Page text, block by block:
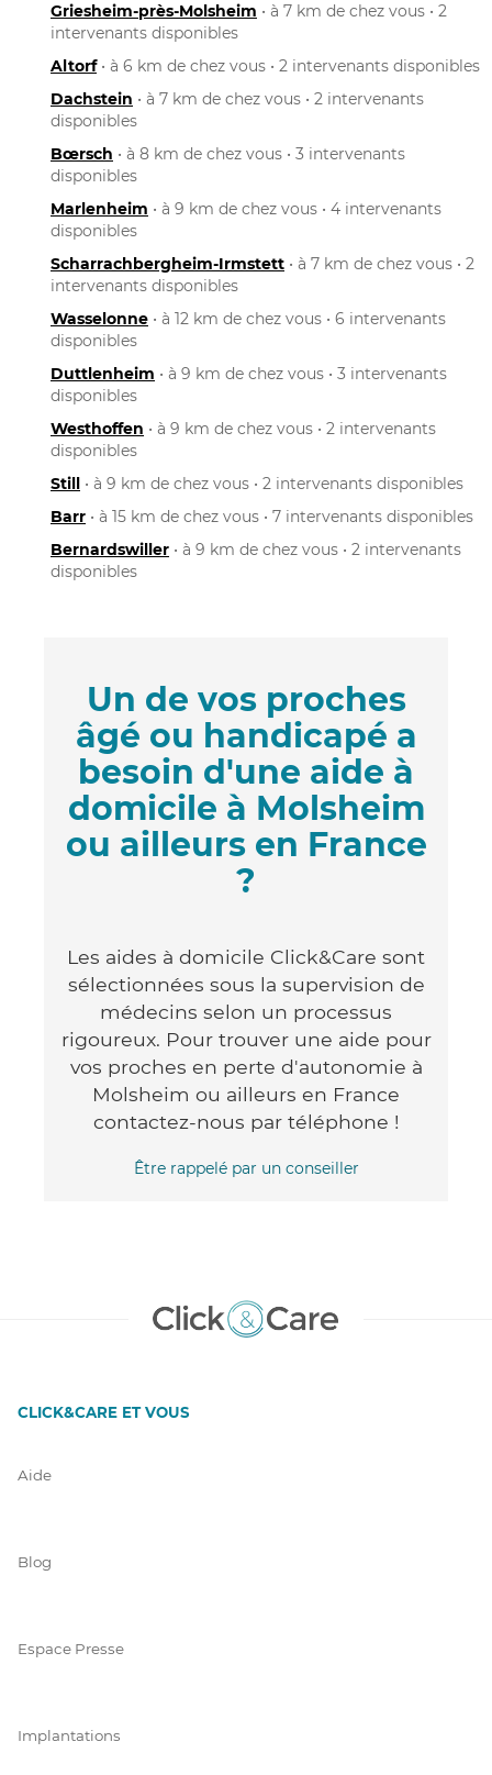
Griesheim-près-Molsheim • à 7 km de chez vous • 2
intervenants disponibles
Altorf• à 6 km de chez vous • 2 intervenants disponibles
Dachstein • à 7 km de chez vous • 2 intervenants
disponibles
Bœrsch • à 8 km de chez vous • 3 intervenants
disponibles
Marlenheim • à 9 km de chez vous • 4 intervenants
disponibles
Scharrachbergheim-Irmstett • à 7 km de chez vous • 2
intervenants disponibles
Wasselonne • à 12 km de chez vous • 6 intervenants
disponibles
Duttlenheim • à 9 km de chez vous • 3 intervenants
disponibles
Westhoffen • à 9 km de chez vous • 2 intervenants
disponibles
Still • à 9 km de chez vous • 2 intervenants disponibles
Barr • à 15 km de chez vous • 7 intervenants disponibles
Bernardswiller • à 9 km de chez vous • 2 intervenants
disponibles
Un de vos proches
âgé ou handicapé a
besoin d'une aide à
domicile à Molsheim
ou ailleurs en France
?
Les aides à domicile Click&Care sont
sélectionnées sous la supervision de
médecins selon un processus
rigoureux. Pour trouver une aide pour
vos proches en perte d'autonomie à
Molsheim ou ailleurs en France
contactez-nous par téléphone !
Être rappelé par un conseiller
CLICK&CARE ET VOUS
Aide
Blog
Espace Presse
Implantations